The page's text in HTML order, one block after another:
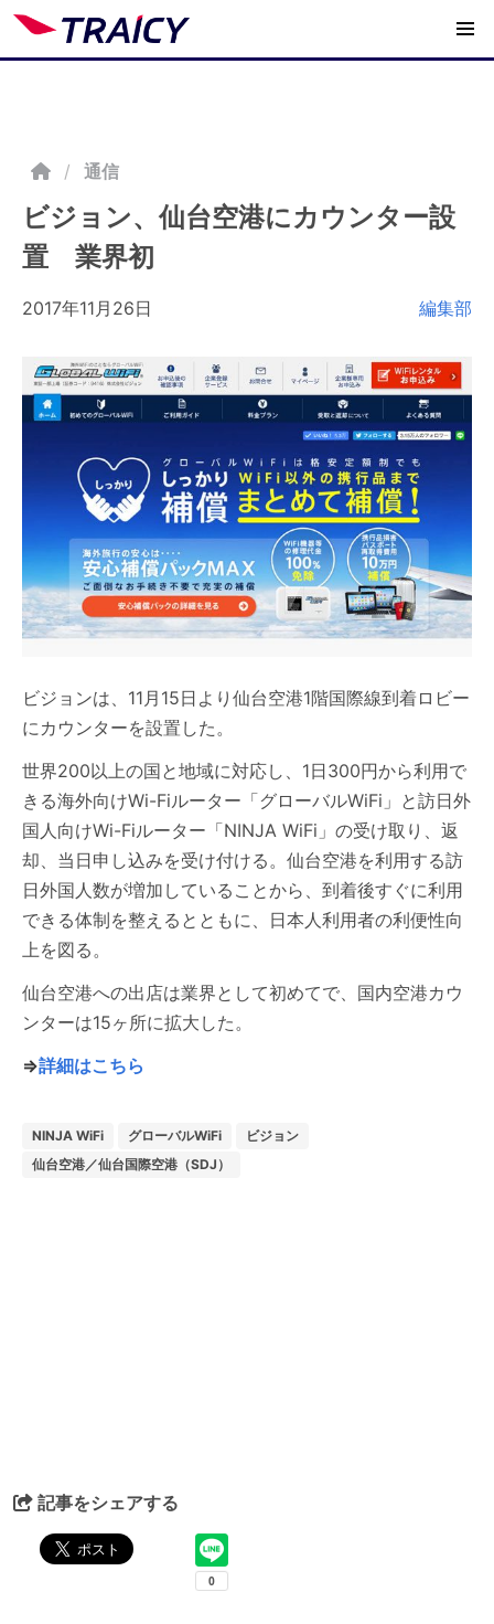
/ 通信
ビジョン、仙台空港にカウンター設
置 業界初
2017年11月26日 編集部
ビジョンは、11月15日より仙台空港1階国際線到着ロビー
にカウンターを設置した。
世界200以上の国と地域に対応し、1日300円から利用で
きる海外向けWi-Fiルーター「グローバルWiFi」と訪日外
国人向けWi-Fiルーター「NINJA WiFi」の受け取り、返
却、当日申し込みを受け付ける。仙台空港を利用する訪
日外国人数が増加していることから、到着後すぐに利用
できる体制を整えるとともに、日本人利用者の利便性向
上を図る。
仙台空港への出店は業界として初めてで、国内空港カウ
ンターは15ヶ所に拡大した。
⇒詳細はこちら
NINJA WiFi グローバルWiFi
ビジョン
仙台空港／仙台国際空港（SDJ）
記事をシェアする